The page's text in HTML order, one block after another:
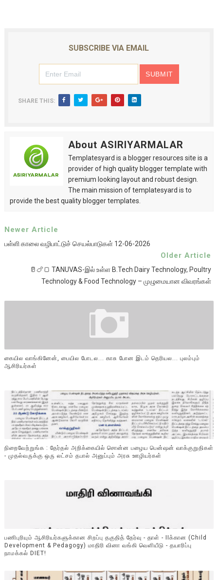
SUBSCRIBE VIA EMAIL
SHARE THIS:
About ASIRIYARMALAR
Templatesyard is a blogger resources site is a
provider of high quality blogger template with
premium looking layout and robust design.
The main mission of templatesyard is to
provide the best quality blogger templates.
Newer Article
பள்ளி காலை வழிபாட்டுச் செயல்பாடுகள் 12-06-2026
Older Article
🥛🍗🍞 TANUVAS-இல் உள்ள B.Tech Dairy Technology, Poultry
Technology & Food Technology – முழுமையான விவரங்கள்
கையில வாங்கினேன், பையில போடல... காசு போன இடம் தெரியல... புலம்பும்
ஆசிரியர்கள்
நிறைவேற்றுங்க : தேர்தல் அறிக்கையில் சொன்ன பழைய பென்ஷன் வாக்குறுதிகள்
- முதல்வருக்கு ஒரு லட்சம் தபால் அனுப்பும் அரசு ஊழியர்கள்
பணிபுரியும் ஆசிரியர்களுக்கான சிறப்பு தகுதித் தேர்வு - தாள் - IIக்கான (Child
Development & Pedagogy) மாதிரி வினா வங்கி வெளியீடு - தயாரிப்பு
நாமக்கல் DIET!